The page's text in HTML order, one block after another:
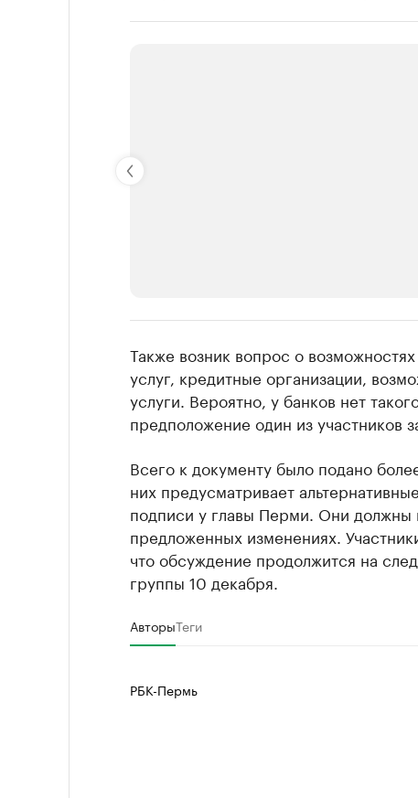
Крупные организации в
Найдите и проверьте данные в каталоге
Также возник вопрос о
услуг, кредитные организации,
услуги. Вероятно, у банков нет
предположение один из участников
Всего к документу было подано
них предусматривает
подписи у главы Перми. Они должны
предложенных изменениях.
что обсуждение продолжится на
группы 10 декабря.
АвторыТеги
РБК-Пермь